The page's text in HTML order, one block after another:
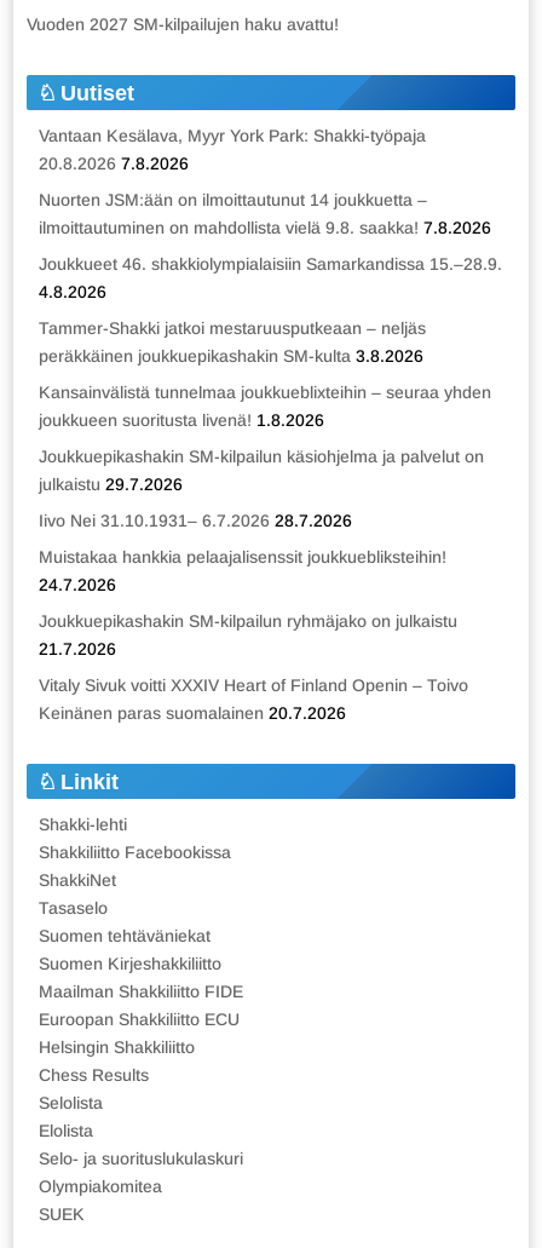
Vuoden 2027 SM-kilpailujen haku avattu!
Uutiset
Vantaan Kesälava, Myyr York Park: Shakki-työpaja
20.8.2026 7.8.2026
Nuorten JSM:ään on ilmoittautunut 14 joukkuetta –
ilmoittautuminen on mahdollista vielä 9.8. saakka! 7.8.2026
Joukkueet 46. shakkiolympialaisiin Samarkandissa 15.–28.9.
4.8.2026
Tammer-Shakki jatkoi mestaruusputkeaan – neljäs
peräkkäinen joukkuepikashakin SM-kulta 3.8.2026
Kansainvälistä tunnelmaa joukkueblixteihin – seuraa yhden
joukkueen suoritusta livenä! 1.8.2026
Joukkuepikashakin SM-kilpailun käsiohjelma ja palvelut on
julkaistu 29.7.2026
Iivo Nei 31.10.1931– 6.7.2026 28.7.2026
Muistakaa hankkia pelaajalisenssit joukkuebliksteihin!
24.7.2026
Joukkuepikashakin SM-kilpailun ryhmäjako on julkaistu
21.7.2026
Vitaly Sivuk voitti XXXIV Heart of Finland Openin – Toivo
Keinänen paras suomalainen 20.7.2026
Linkit
Shakki-lehti
Shakkiliitto Facebookissa
ShakkiNet
Tasaselo
Suomen tehtäväniekat
Suomen Kirjeshakkiliitto
Maailman Shakkiliitto FIDE
Euroopan Shakkiliitto ECU
Helsingin Shakkiliitto
Chess Results
Selolista
Elolista
Selo- ja suorituslukulaskuri
Olympiakomitea
SUEK